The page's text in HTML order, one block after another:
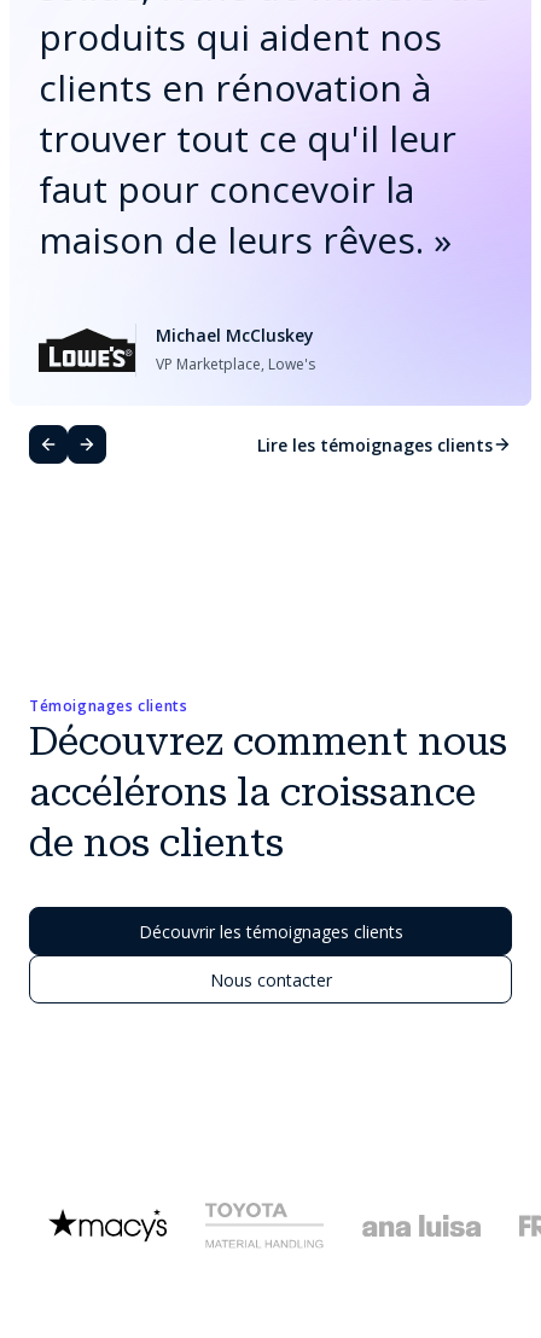
produits qui aident nos
clients en rénovation à
trouver tout ce qu'il leur
faut pour concevoir la
maison de leurs rêves. »
Michael McCluskey
VP Marketplace, Lowe's
Lire les témoignages clients
Témoignages clients
Découvrez comment nous
accélérons la croissance
de nos clients
Découvrir les témoignages clients
Nous contacter